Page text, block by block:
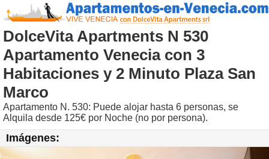
DolceVita Apartments N 530
Apartamento Venecia con 3
Habitaciones y 2 Minuto Plaza San
Marco
Apartamento N. 530: Puede alojar hasta 6 personas, se
Alquila desde 125€ por Noche (no por persona).
Imágenes: